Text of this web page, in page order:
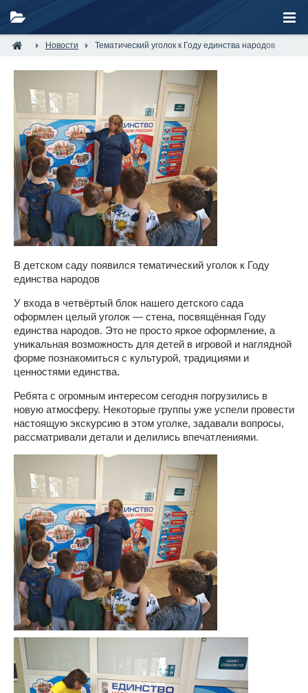
Новости Тематический уголок к Году единства народов
В детском саду появился тематический уголок к Году
единства народов
У входа в четвёртый блок нашего детского сада
оформлен целый уголок — стена, посвящённая Году
единства народов. Это не просто яркое оформление, а
уникальная возможность для детей в игровой и наглядной
форме познакомиться с культурой, традициями и
ценностями единства.
Ребята с огромным интересом сегодня погрузились в
новую атмосферу. Некоторые группы уже успели провести
настоящую экскурсию в этом уголке, задавали вопросы,
рассматривали детали и делились впечатлениями.